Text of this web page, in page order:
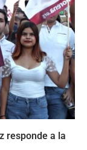
responde a la